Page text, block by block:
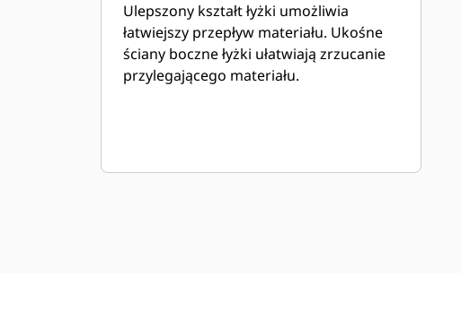
Ulepszony kształt łyżki umożliwia
łatwiejszy przepływ materiału. Ukośne
ściany boczne łyżki ułatwiają zrzucanie
przylegającego materiału.